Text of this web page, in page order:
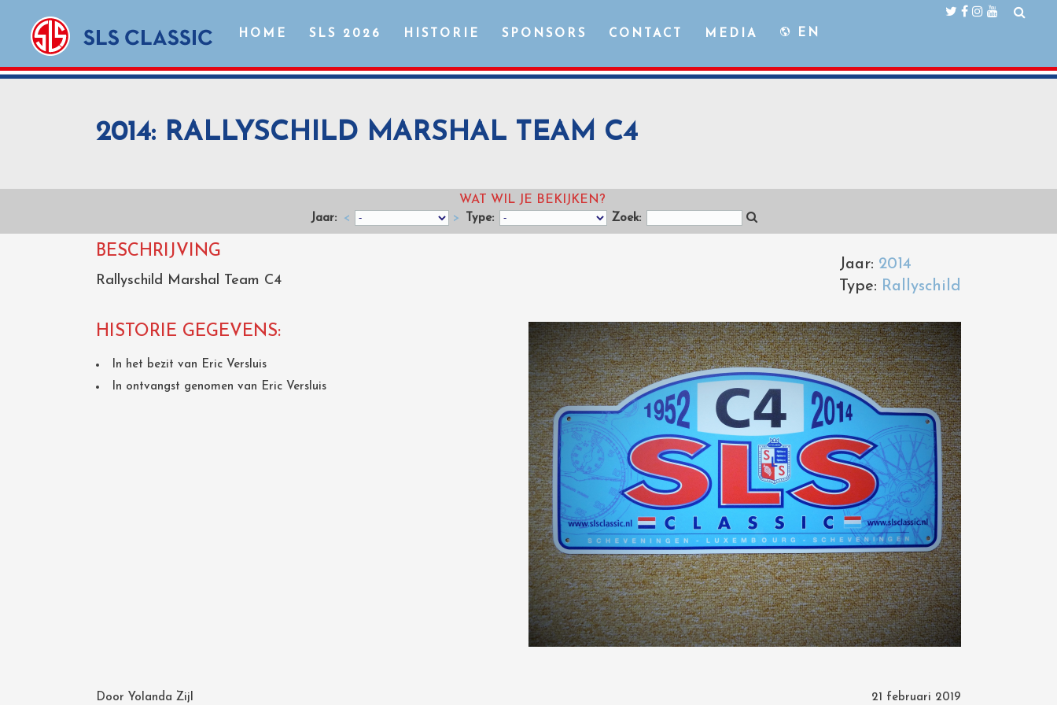
HOME SLS 2026 HISTORIE SPONSORS CONTACT MEDIA EN
2014: RALLYSCHILD MARSHAL TEAM C4
WAT WIL JE BEKIJKEN?
Jaar: < > Type: Zoek:
Jaar: 2014
Type: Rallyschild
BESCHRIJVING
Rallyschild Marshal Team C4
HISTORIE GEGEVENS:
In het bezit van Eric Versluis
In ontvangst genomen van Eric Versluis
Door Yolanda Zijl 21 februari 2019